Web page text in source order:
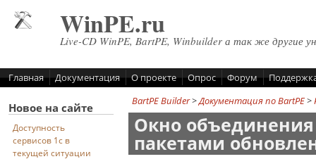
WinPE.ru
Live-CD WinPE, BartPE, Winbuilder а так же другие
Главная Документация О проекте Опрос Форум
Новое на сайте
Доступность
сервисов 1с в
текущей ситуации
BartPE Builder>Документация по BartPE>
Окно
пакетами